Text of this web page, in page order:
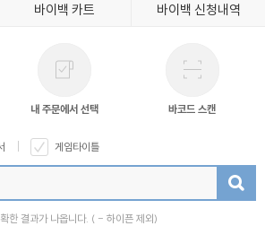
바이백 카트 바이백 신청내역
내 주문에서 선택 바코드 스캔
게임타이틀
한 결과가 나옵니다. ( - 하이픈 제외)